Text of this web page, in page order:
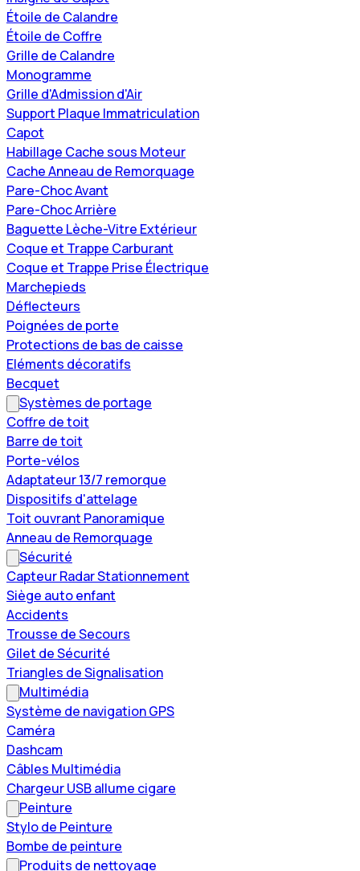
Étoile de Calandre
Étoile de Coffre
Grille de Calandre
Monogramme
Grille d'Admission d'Air
Support Plaque Immatriculation
Capot
Habillage Cache sous Moteur
Cache Anneau de Remorquage
Pare-Choc Avant
Pare-Choc Arrière
Baguette Lèche-Vitre Extérieur
Coque et Trappe Carburant
Coque et Trappe Prise Électrique
Marchepieds
Déflecteurs
Poignées de porte
Protections de bas de caisse
Eléments décoratifs
Becquet
Systèmes de portage
Coffre de toit
Barre de toit
Porte-vélos
Adaptateur 13/7 remorque
Dispositifs d'attelage
Toit ouvrant Panoramique
Anneau de Remorquage
Sécurité
Capteur Radar Stationnement
Siège auto enfant
Accidents
Trousse de Secours
Gilet de Sécurité
Triangles de Signalisation
Multimédia
Système de navigation GPS
Caméra
Dashcam
Câbles Multimédia
Chargeur USB allume cigare
Peinture
Stylo de Peinture
Bombe de peinture
Produits de nettoyage